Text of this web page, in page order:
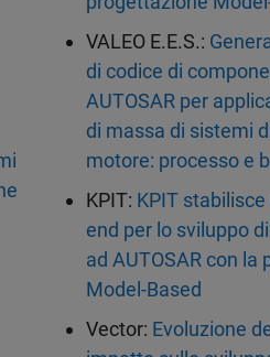
VALEO E.E.S.:
di codice di
AUTOSAR per
di massa di sistemi
motore: processo e
KPIT: KPIT
end per lo sviluppo
ad AUTOSAR con la
Model-Based
Vector: Evoluzione